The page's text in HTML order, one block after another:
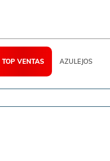
TOP VENTAS AZULEJOS